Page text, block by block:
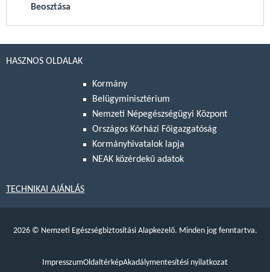
Beosztása
HASZNOS OLDALAK
Kormány
Belügyminisztérium
Nemzeti Népegészségügyi Központ
Országos Kórházi Főigazgatóság
Kormányhivatalok lapja
NEAK közérdekű adatok
TECHNIKAI AJÁNLÁS
2026 © Nemzeti Egészségbiztosítási Alapkezelő. Minden jog fenntartva.
ImpresszumOldaltérképAkadálymentesítési nyilatkozat